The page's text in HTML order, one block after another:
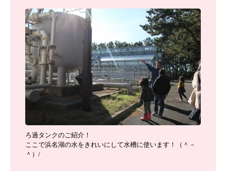
ろ過タンクのご紹介！
ここで浜名湖の水をきれいにして水槽に使います！（＾－
＾）/